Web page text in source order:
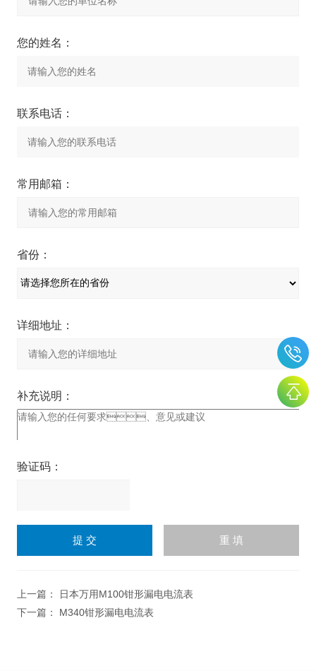
您的姓名：
联系电话：
常用邮箱：
省份：
详细地址：
补充说明：
验证码：
上一篇：
日本万用M100钳形漏电电流表
下一篇： M340钳形漏电电流表